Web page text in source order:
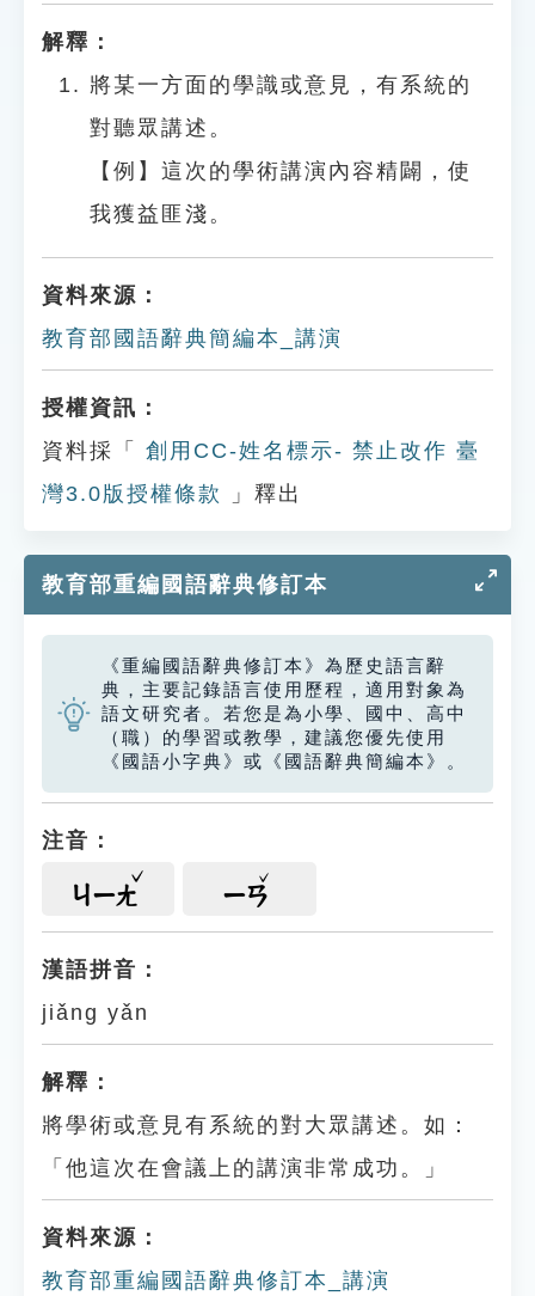
解釋：
將某一方面的學識或意見，有系統的
對聽眾講述。
【例】這次的學術講演內容精闢，使
我獲益匪淺。
資料來源：
教育部國語辭典簡編本_講演
授權資訊：
資料採「
創用CC-姓名標示- 禁止改作 臺
灣3.0版授權條款
」釋出
教育部重編國語辭典修訂本
《重編國語辭典修訂本》為歷史語言辭
典，主要記錄語言使用歷程，適用對象為
語文研究者。若您是為小學、國中、高中
（職）的學習或教學，建議您優先使用
《國語小字典》或《國語辭典簡編本》。
注音：
ㄐㄧㄤ ㄧㄢ
漢語拼音：
jiǎng yǎn
解釋：
將學術或意見有系統的對大眾講述。如：
「他這次在會議上的講演非常成功。」
資料來源：
教育部重編國語辭典修訂本_講演